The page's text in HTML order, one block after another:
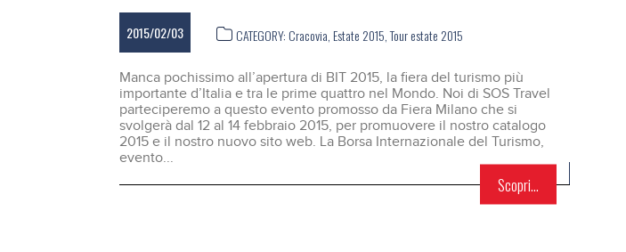
2015/02/03 CATEGORY:Cracovia,Estate 2015,Tour estate 2015
Manca pochissimo all’apertura di BIT 2015, la fiera del turismo più
importante d’Italia e tra le prime quattro nel Mondo. Noi di SOS Travel
parteciperemo a questo evento promosso da Fiera Milano che si
svolgerà dal 12 al 14 febbraio 2015, per promuovere il nostro catalogo
2015 e il nostro nuovo sito web. La Borsa Internazionale del Turismo,
evento...
Scopri...